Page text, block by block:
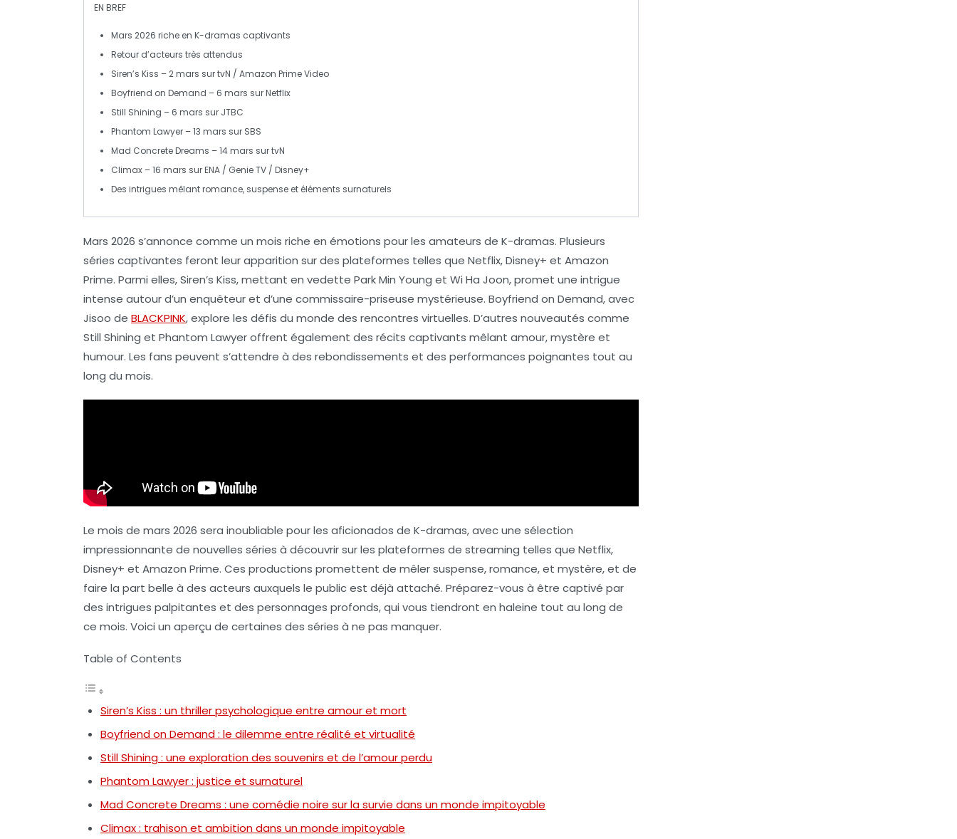
EN BREF
Mars 2026 riche en K-dramas captivants
Retour d’acteurs très attendus
Siren’s Kiss – 2 mars surtvN / Amazon Prime Video
Boyfriend on Demand – 6 mars surNetflix
Still Shining – 6 mars sur JTBC
Phantom Lawyer – 13 mars sur SBS
Mad Concrete Dreams – 14 mars surtvN
Climax – 16 mars surENA / Genie TV / Disney+
Des intrigues mêlantromance, suspense et éléments surnaturels
Mars 2026 s’annonce comme un mois riche en émotions pour les amateurs de K-dramas. Plusieurs
séries captivantes feront leur apparition sur des plateformes telles que Netflix,Disney+ et Amazon
Prime. Parmi elles,Siren’s Kiss, mettant en vedette Park Min Young et Wi Ha Joon, promet une intrigue
intense autour d’un enquêteur et d’une commissaire-priseuse mystérieuse. Boyfriend on Demand, avec
Jisoo de BLACKPINK, explore les défis du monde des rencontres virtuelles. D’autres nouveautés comme
Still Shining et Phantom Lawyeroffrent également des récits captivants mêlant amour, mystère et
humour. Les fans peuvent s’attendre à des rebondissements et des performances poignantes tout au
long du mois.
Le mois de mars 2026 sera inoubliable pour les aficionados de K-dramas, avec une sélection
impressionnante de nouvelles séries à découvrir sur les plateformes de streaming telles que Netflix,
Disney+ et Amazon Prime. Ces productions promettent de mêler suspense, romance, et mystère, et de
faire la part belle à des acteurs auxquels le public est déjà attaché. Préparez-vous à être captivé par
des intrigues palpitantes et des personnages profonds, qui vous tiendront en haleine tout au long de
ce mois. Voici un aperçu de certaines des séries à ne pas manquer.
Table of Contents
Siren’s Kiss : un thriller psychologique entre amour et mort
Boyfriend on Demand : le dilemme entre réalité et virtualité
Still Shining : une exploration des souvenirs et de l’amour perdu
Phantom Lawyer : justice et surnaturel
Mad Concrete Dreams : une comédie noire sur la survie dans un monde impitoyable
Climax : trahison et ambition dans un monde impitoyable